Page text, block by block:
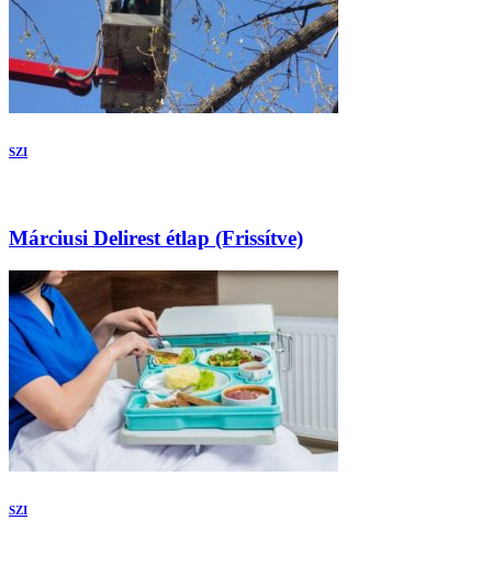
SZI
Márciusi Delirest étlap (Frissítve)
SZI